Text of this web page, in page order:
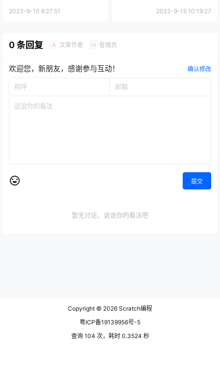
2023-9-15 9:27:51 2023-9-15 10:19:27
0 条回复 A 文章作者 M 管理员
欢迎您，新朋友，感谢参与互动！ 确认修改
提交
暂无讨论，说说你的看法吧
Copyright © 2026 Scratch编程
粤ICP备19139956号-5
查询 104 次，耗时 0.3524 秒